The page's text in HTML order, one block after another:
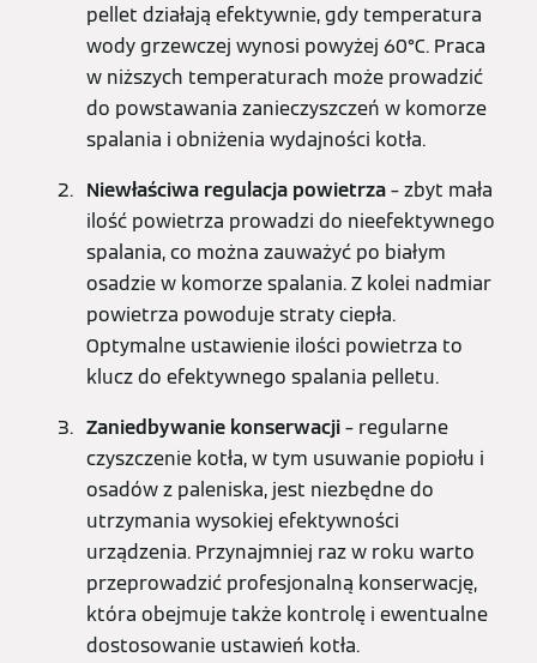
pellet działają efektywnie, gdy temperatura
wody grzewczej wynosi powyżej 60°C. Praca
w niższych temperaturach może prowadzić
do powstawania zanieczyszczeń w komorze
spalania i obniżenia wydajności kotła.
Niewłaściwa regulacja powietrza– zbyt mała
ilość powietrza prowadzi do nieefektywnego
spalania, co można zauważyć po białym
osadzie w komorze spalania. Z kolei nadmiar
powietrza powoduje straty ciepła.
Optymalne ustawienie ilości powietrza to
klucz do efektywnego spalania pelletu.
Zaniedbywanie konserwacji– regularne
czyszczenie kotła, w tym usuwanie popiołu i
osadów z paleniska, jest niezbędne do
utrzymania wysokiej efektywności
urządzenia. Przynajmniej raz w roku warto
przeprowadzić profesjonalną konserwację,
która obejmuje także kontrolę i ewentualne
dostosowanie ustawień kotła.